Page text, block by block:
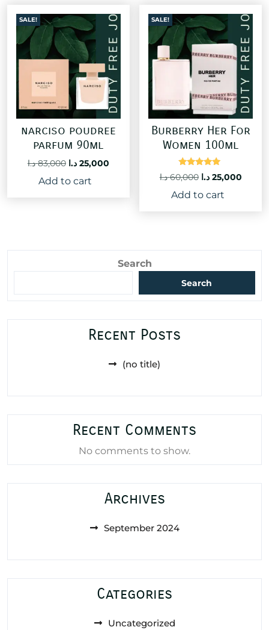
SALE!
narciso poudree
parfum 90ml
83,000 د.ا
Original
price
was:
25,000 د.ا
Current
Add to cart
SALE!
Burberry Her For
Women 100ml
Rated
5.00
60,000 د.ا
Original
price
25,000 د.ا
Add to cart
Search
Search
Recent Posts
(no title)
Recent Comments
No comments to show.
Archives
September 2024
Categories
Uncategorized